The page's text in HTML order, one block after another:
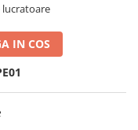
lucratoare
IN COS